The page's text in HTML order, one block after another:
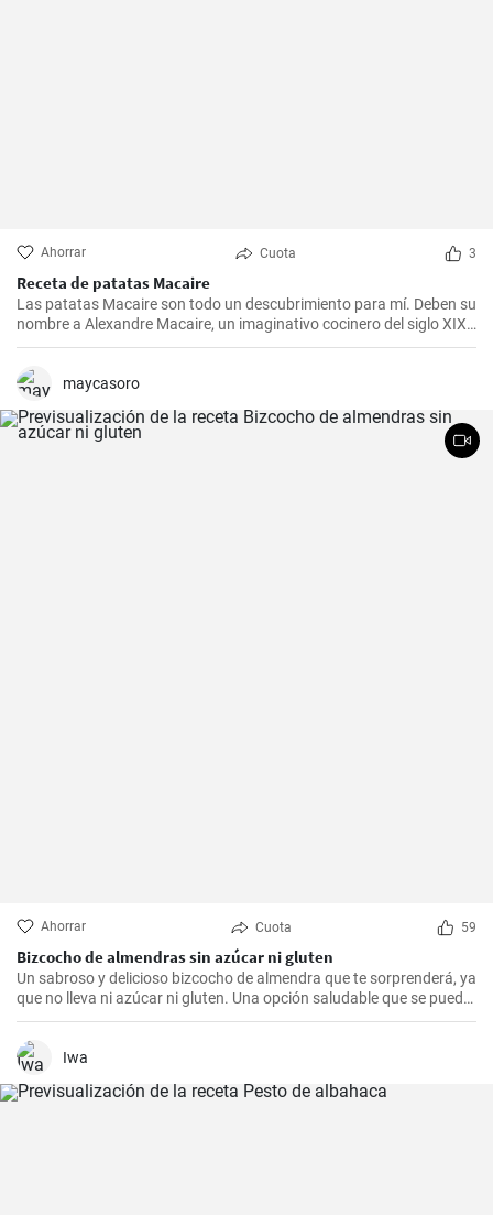
Ahorrar Cuota 3
Receta de patatas Macaire
Las patatas Macaire son todo un descubrimiento para mí. Deben su
nombre a Alexandre Macaire, un imaginativo cocinero del siglo XIX.
Este plato de patatas de sabor exquisito es en realidad muy sencillo
cocinar con mi familia los fines de semana, cuando podemos
disfrutar todos juntos de una comida. Con un poco de práctica,
¡tendrás una sabrosa receta de guarnición en tu repertorio culinario
en un abrir y cerrar de ojos!
maycasoro
Ahorrar Cuota 59
Bizcocho de almendras sin azúcar ni gluten
Un sabroso y delicioso bizcocho de almendra que te sorprenderá, ya
que no lleva ni azúcar ni gluten. Una opción saludable que se puede
adaptar a muchas personas.
Iwa